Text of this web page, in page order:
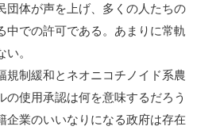
団体が声を上げ、多くの人たちの
中での許可である。あまりに常軌
。
制緩和とネオニコチノイド系農
の使用承認は何を意味するだろう
業のいいなりになる政府は存在